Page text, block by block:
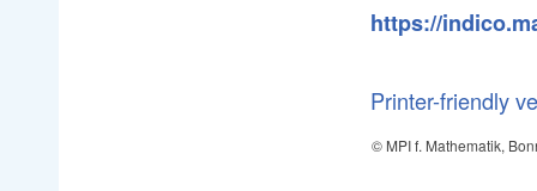
https://
Printer-friendly
© MPI f. Mathematik,